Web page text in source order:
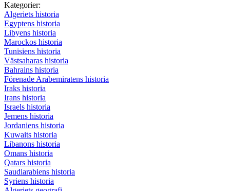
Kategorier:
Algeriets historia
Egyptens historia
Libyens historia
Marockos historia
Tunisiens historia
Västsaharas historia
Bahrains historia
Förenade Arabemiratens historia
Iraks historia
Irans historia
Israels historia
Jemens historia
Jordaniens historia
Kuwaits historia
Libanons historia
Omans historia
Qatars historia
Saudiarabiens historia
Syriens historia